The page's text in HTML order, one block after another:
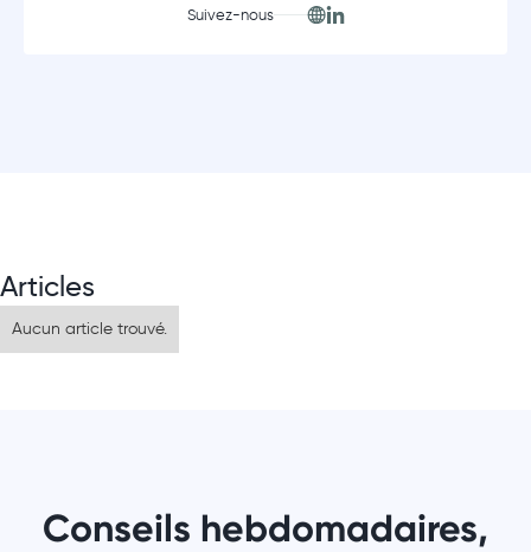
Suivez-nous
Articles
Aucun article trouvé.
Conseils hebdomadaires,